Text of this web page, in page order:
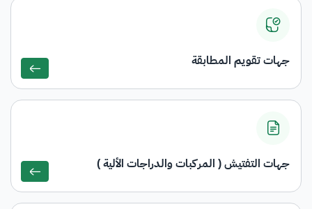
جهات تقويم المطابقة
جهات التفتيش ( المركبات والدراجات الألية )